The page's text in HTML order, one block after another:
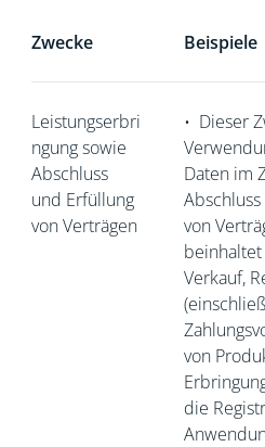
Zwecke Beispiele
Leistungserbri
ngung sowie
Abschluss
und Erfüllung
von Verträgen
• Dieser
Daten im
von
Verkauf,
von
die